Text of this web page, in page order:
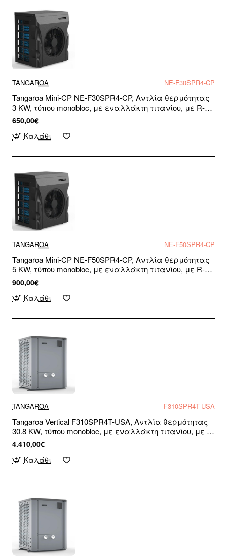
TANGAROA NE-F30SPR4-CP
Tangaroa Mini-CP NE-F30SPR4-CP, Αντλία θερμότητας
3 KW, τύπου monobloc, με εναλλάκτη τιτανίου, με R-32,
για πισίνες και SPA, WiFi Re, Μονοφασική
650,00€
Καλάθι
TANGAROA NE-F50SPR4-CP
Tangaroa Mini-CP NE-F50SPR4-CP, Αντλία θερμότητας
5 KW, τύπου monobloc, με εναλλάκτη τιτανίου, με R-32,
για πισίνες και SPA, WiFi Re, Μονοφασική
900,00€
Καλάθι
TANGAROA F310SPR4T-USA
Tangaroa Vertical F310SPR4T-USA, Αντλία θερμότητας
30.8 KW, τύπου monobloc, με εναλλάκτη τιτανίου, με R-
32, για πισίνες και σπα, WiFi Ready, Τριφασική
4.410,00€
Καλάθι